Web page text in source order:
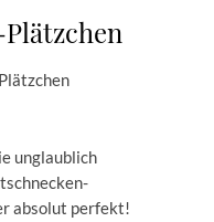
unglaublich
absolut perfekt!